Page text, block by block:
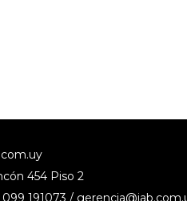
454 Piso 2
099 191073 /